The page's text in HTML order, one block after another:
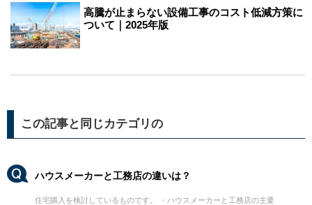
高騰が止まらない設備工事のコスト低減方策に
ついて｜2025年版
この記事と同じカテゴリの
ハウスメーカーと工務店の違いは？
住宅購入を検討しているものです。 ・ハウスメーカーと工務店の主要